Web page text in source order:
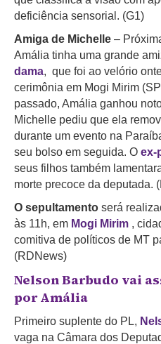
deficiência sensorial. (G1)
Amiga de Michelle –
Amália tinha uma grande
dama, que foi ao velório
cerimônia em Mogi Mirim
passado, Amália ganhou
Michelle pediu que ela
durante um evento na
seu bolso em seguida. O ex-
seus filhos também
morte precoce da deputada.
O sepultamento será
às 11h, em Mogi Mirim ,
comitiva de políticos de MT
(RDNews)
Nelson Barbudo vai
por Amália
Primeiro suplente do PL,
vaga na Câmara dos